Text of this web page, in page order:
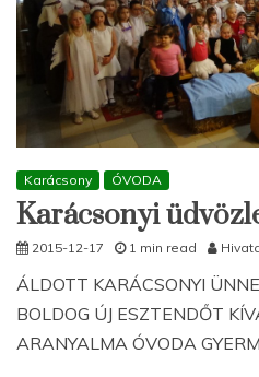
Karácsony ÓVODA
Karácsonyi
2015-12-17 1 min read
ÁLDOTT KARÁCSONYI
BOLDOG ÚJ ESZTENDŐT
ARANYALMA ÓVODA